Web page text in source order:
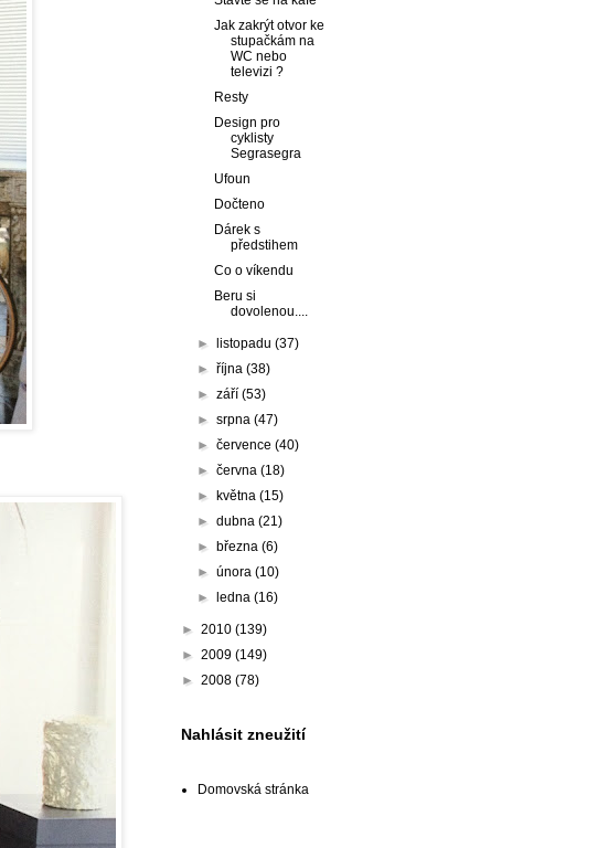
Jak zakrýt otvor ke
stupačkám na
WC nebo
televizi ?
Resty
Design pro
cyklisty
Segrasegra
Ufoun
Dočteno
Dárek s
předstihem
Co o víkendu
Beru si
dovolenou....
► listopadu(37)
►října(38)
►září(53)
►srpna(47)
►července(40)
►června(18)
► května(15)
►dubna(21)
► března(6)
►února(10)
►
ledna(16)
► 2010 (139)
► 2009 (149)
► 2008 (78)
Nahlásit zneužití
Domovská stránka